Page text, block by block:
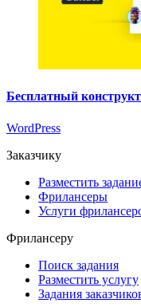
Бесплатный
WordPress
Заказчику
Разместить
Фрилансеры
Услуги
Фрилансеру
Поиск задания
Разместить услугу
Задания